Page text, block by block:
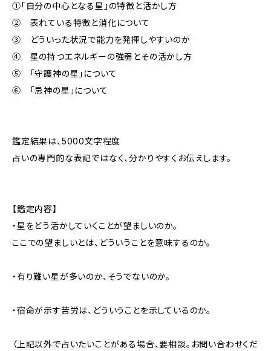
①「自分の中心となる星」の特徴と活かし方
② 表れている特徴と消化について
③ どういった状況で能力を発揮しやすいのか
④ 星の持つエネルギーの強弱とその活かし方
⑤ 「守護神の星」について
⑥ 「忌神の星」について
鑑定結果は、5000文字程度
占いの専門的な表記ではなく、分かりやすくお伝えします。
【鑑定内容】
・星をどう活かしていくことが望ましいのか。
ここでの望ましいとは、どういうことを意味するのか。
・有り難い星が多いのか、そうでないのか。
・宿命が示す苦労は、どういうことを示しているのか。
（上記以外で占いたいことがある場合、要相談。お問い合わせくだ